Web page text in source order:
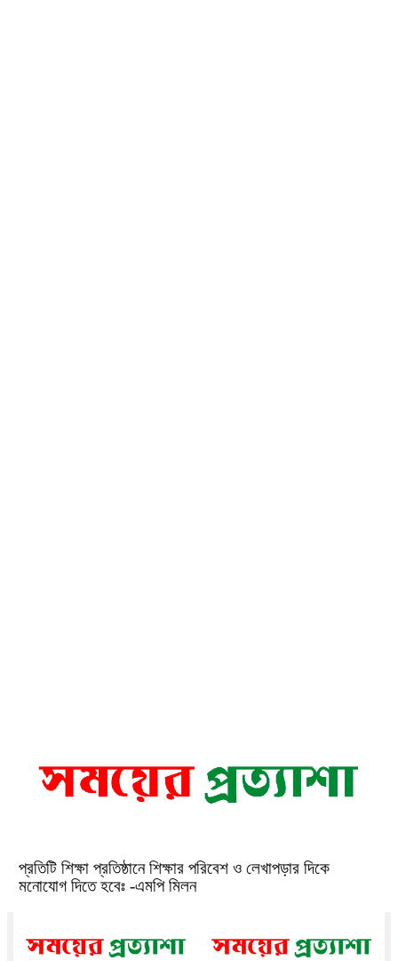
প্রতিটি শিক্ষা প্রতিষ্ঠানে শিক্ষার পরিবেশ ও লেখাপড়ার দিকে
মনোযোগ দিতে হবেঃ -এমপি মিলন